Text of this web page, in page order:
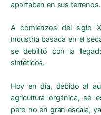
aportaban en sus terrenos.
A comienzos del siglo
industria basada en el
se debilitó con la
sintéticos.
Hoy en día, debido al
agricultura orgánica, se
pero no en gran escala,